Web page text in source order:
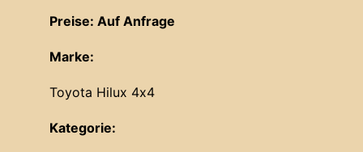
Preise: Auf Anfrage
Marke:
Toyota Hilux 4x4
Kategorie: